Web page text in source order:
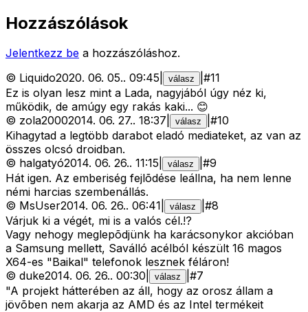
Hozzászólások
Jelentkezz be a hozzászóláshoz.
© Liquido2020. 06. 05.. 09:45 válasz #11
Ez is olyan lesz mint a Lada, nagyjából úgy néz ki,
működik, de amúgy egy rakás kaki... 😊
© zola20002014. 06. 27.. 18:37 válasz #10
Kihagytad a legtöbb darabot eladó mediateket, az van az
összes olcsó droidban.
© halgatyó2014. 06. 26.. 11:15 válasz #9
Hát igen. Az emberiség fejlõdése leállna, ha nem lenne
némi harcias szembenállás.
© MsUser2014. 06. 26.. 06:41 válasz #8
Várjuk ki a végét, mi is a valós cél.!?
Vagy nehogy meglepõdjünk ha karácsonykor akcióban
a Samsung mellett, Saválló acélból készült 16 magos
X64-es "Baikal" telefonok lesznek féláron!
© duke2014. 06. 26.. 00:30 válasz #7
"A projekt hátterében az áll, hogy az orosz állam a
jövõben nem akarja az AMD és az Intel termékeit